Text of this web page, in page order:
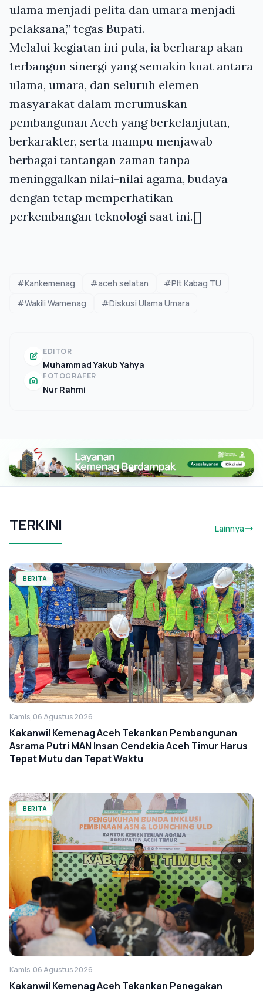
ulama menjadi pelita dan umara menjadi
pelaksana,” tegas Bupati.
Melalui kegiatan ini pula, ia berharap akan
terbangun sinergi yang semakin kuat antara
ulama, umara, dan seluruh elemen
masyarakat dalam merumuskan
pembangunan Aceh yang berkelanjutan,
berkarakter, serta mampu menjawab
berbagai tantangan zaman tanpa
meninggalkan nilai-nilai agama, budaya
dengan tetap memperhatikan
perkembangan teknologi saat ini.[]
#Kankemenag #aceh selatan
#Plt Kabag TU
#Wakili Wamenag
#Diskusi Ulama Umara
EDITOR
Muhammad Yakub Yahya
FOTOGRAFER
Nur Rahmi
TERKINI Lainnya
BERITA
Kamis, 06 Agustus 2026
Kakanwil Kemenag Aceh Tekankan Pembangunan
Asrama Putri MAN Insan Cendekia Aceh Timur Harus
Tepat Mutu dan Tepat Waktu
BERITA
Kamis, 06 Agustus 2026
Kakanwil Kemenag Aceh Tekankan Penegakan